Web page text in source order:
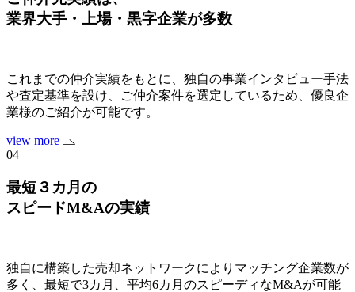
業界大手・上場・黒字企業が多数
これまでの仲介実績をもとに、独自の事業インタビュー手法
や査定基準を設け、ご仲介案件を選定しているため、優良企
業様のご紹介が可能です。
view more
04
最短３カ月の
スピードM&Aの実績
独自に構築した売却ネットワークによりマッチング企業数が
多く、最短で3カ月、平均6カ月のスピーディなM&Aが可能